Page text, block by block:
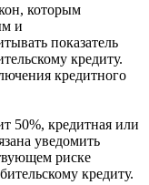
которым
и
показатель
кредиту.
кредитного
50%, кредитная или
уведомить
риске
кредиту.